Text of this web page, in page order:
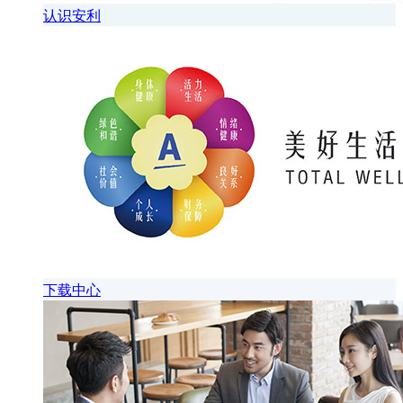
认识安利
下载中心